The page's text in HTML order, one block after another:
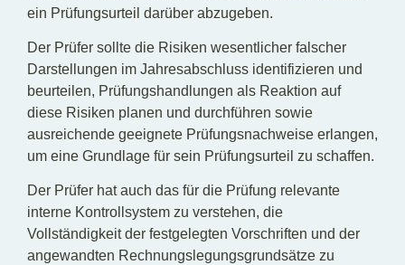
ein Prüfungsurteil darüber abzugeben.
Der Prüfer sollte die Risiken wesentlicher falscher
Darstellungen im Jahresabschluss identifizieren und
beurteilen, Prüfungshandlungen als Reaktion auf
diese Risiken planen und durchführen sowie
ausreichende geeignete Prüfungsnachweise erlangen,
um eine Grundlage für sein Prüfungsurteil zu schaffen.
Der Prüfer hat auch das für die Prüfung relevante
interne Kontrollsystem zu verstehen, die
Vollständigkeit der festgelegten Vorschriften und der
angewandten Rechnungslegungsgrundsätze zu